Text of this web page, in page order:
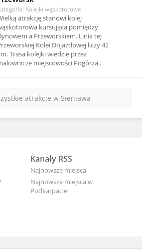
Kolejki wąskotorowe
atrakcję stanowi kolej
kursująca pomiędzy
a Przeworskiem. Linia tej
Kolei Dojazdowej liczy 42
Trasa kolejki wiedzie przez
miejscowości Pogórza...
atrakcje w Sieniawa
Kanały RSS
Najnowsze miejsca
Najnowsze miejsca w
Podkarpacie